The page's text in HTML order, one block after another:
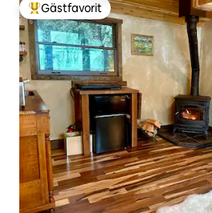
Populär gästfavorit
Gästfavorit